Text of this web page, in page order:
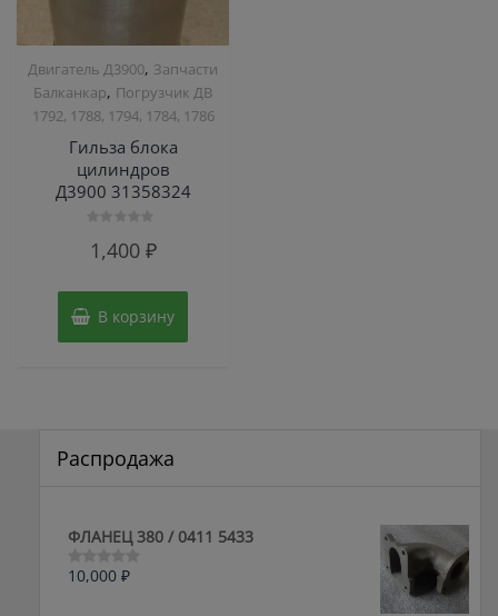
Двигатель Д3900, Запчасти
Балканкар, Погрузчик ДВ
1792, 1788, 1794, 1784, 1786
Гильза блока
цилиндров
Д3900 31358324
01,400 ₽
В корзину
Распродажа
ФЛАНЕЦ 380 / 0411 5433
Оценка
10,000 ₽